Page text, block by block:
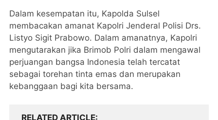
Dalam kesempatan itu, Kapolda Sulsel
membacakan amanat Kapolri Jenderal Polisi Drs.
Listyo Sigit Prabowo. Dalam amanatnya, Kapolri
mengutarakan jika Brimob Polri dalam mengawal
perjuangan bangsa Indonesia telah tercatat
sebagai torehan tinta emas dan merupakan
kebanggaan bagi kita bersama.
RELATED ARTICLE